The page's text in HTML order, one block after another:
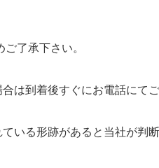
了承下さい。
は到着後すぐにお電話にてご
いる形跡があると当社が判